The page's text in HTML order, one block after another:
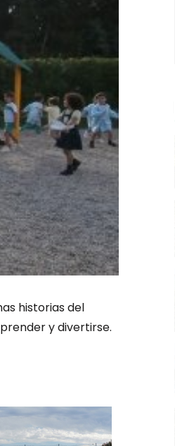
historias del
y divertirse.